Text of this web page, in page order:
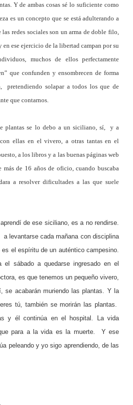
Y de ambas cosas sé lo suficiente como
es un concepto que se está adulterando a
redes sociales son un arma de doble filo,
en ese ejercicio de la libertad campan por su
muchos de ellos perfectamente
que confunden y ensombrecen de forma
pretendiendo solapar a todos los que de
que contarnos.
plantas se lo debo a un siciliano, sí, y a
ellas en el vivero, a otras tantas en el
a los libros y a las buenas páginas web
de 16 años de oficio, cuando buscaba
a resolver dificultades a las que suele
de ese siciliano, es a no rendirse.
a levantarse cada mañana con disciplina
el espíritu de un auténtico campesino.
el sábado a quedarse ingresado en el
es que tenemos un pequeño vivero,
se acabarán muriendo las plantas. Y la
tú, también se morirán las plantas.
y él continúa en el hospital. La vida
para a la vida es la muerte.
Y ese
peleando y yo sigo aprendiendo, de las